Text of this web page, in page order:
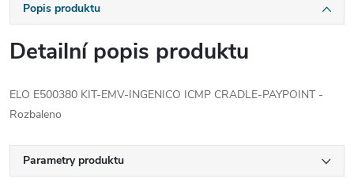
Popis produktu
Detailní popis produktu
ELO E500380 KIT-EMV-INGENICO ICMP CRADLE-PAYPOINT -
Rozbaleno
Parametry produktu